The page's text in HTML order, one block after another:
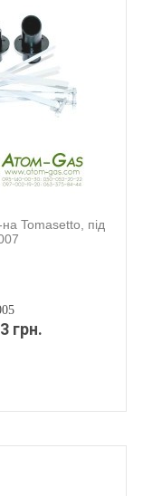
Tomasetto, під
грн.